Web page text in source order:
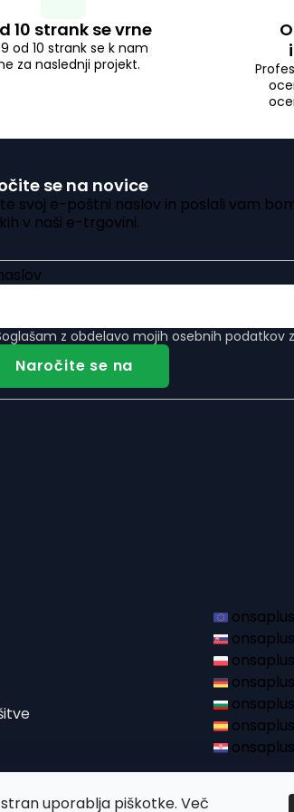
uporablja piškotke. Več
10 strank se vrne
od 10 strank se k nam
za naslednji projekt.
se na novice
svoj e-poštni naslov in poslali vam
v naši e-trgovini.
z obdelavo mojih osebnih podatkov
Naročite se na